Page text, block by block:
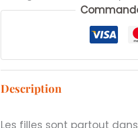
Description
Les filles sont partout